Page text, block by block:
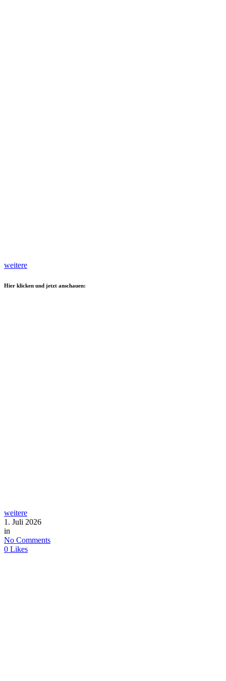
weitere
Hier klicken und jetzt anschauen:
weitere
1. Juli 2026
in
No Comments
0 Likes